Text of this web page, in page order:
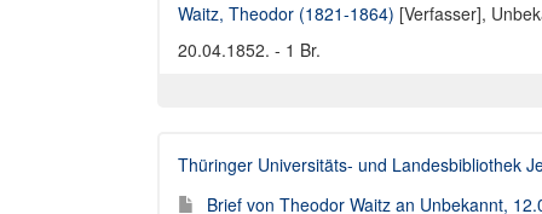
Waitz, Theodor (1821-1864) [Verfasser],
20.04.1852. - 1 Br.
Thüringer Universitäts- und Landesbibliothek
Brief von Theodor Waitz an Unbekannt,